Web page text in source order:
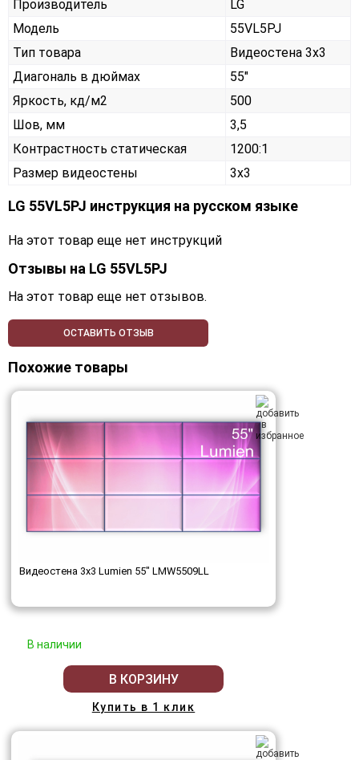
Производитель
LG
Модель
55VL5PJ
Тип товара
Видеостена 3х3
Диагональ в дюймах
55"
Яркость, кд/м2
500
Шов, мм
3,5
Контрастность статическая
1200:1
Размер видеостены
3x3
LG 55VL5PJ инструкция на русском языке
На этот товар еще нет инструкций
Отзывы на LG 55VL5PJ
На этот товар еще нет отзывов.
ОСТАВИТЬ ОТЗЫВ
Похожие товары
Видеостена 3x3 Lumien 55" LMW5509LL
В наличии
В КОРЗИНУ
Купить в 1 клик